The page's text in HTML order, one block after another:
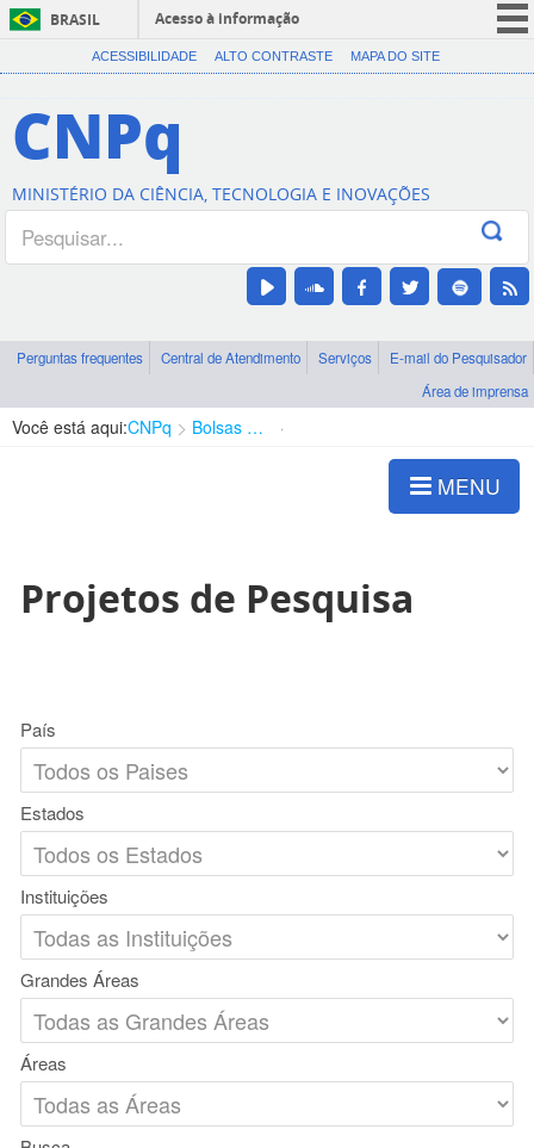
BRASIL
Acesso à informação
CORONAVÍRUS (COVID-19)
Canais
ACESSIBILIDADE ALTO CONTRASTE MAPA DO SITE
CNPq
MINISTÉRIO DA CIÊNCIA, TECNOLOGIA E INOVAÇÕES
Perguntas frequentes Central de Atendimento Serviços
E-mail do Pesquisador
Área de imprensa
Você está aqui:CNPq Bolsas e Auxílios Vigentes
MENU
Projetos de Pesquisa
País
Estados
Instituições
Grandes Áreas
Áreas